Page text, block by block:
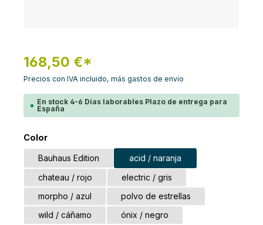
168,50 €*
Precios con IVA incluido, más gastos de envío
En stock 4-6 Días laborables Plazo de entrega para
España
Seleccione
Color
Bauhaus Edition
acid / naranja
chateau / rojo
electric / gris
morpho / azul
polvo de estrellas
wild / cáñamo
ónix / negro